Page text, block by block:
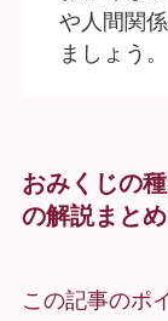
や人間関
ましょう。
おみくじの
の解説まとめ
この記事のポ